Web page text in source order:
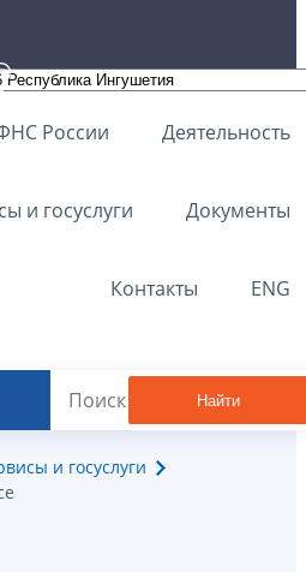
России Деятельность
и госуслуги Документы
Контакты ENG
Найти
и госуслуги